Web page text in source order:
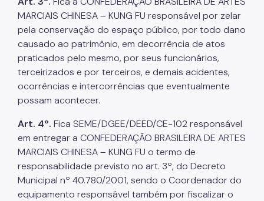
MARCIAIS CHINESA – KUNG FU responsável por zelar
pela conservação do espaço público, por todo dano
causado ao patrimônio, em decorrência de atos
praticados pelo mesmo, por seus funcionários,
terceirizados e por terceiros, e demais acidentes,
ocorrências e intercorrências que eventualmente
possam acontecer.
Art. 4º. Fica SEME/DGEE/DEED/CE-102 responsável
em entregar a CONFEDERAÇÃO BRASILEIRA DE ARTES
MARCIAIS CHINESA – KUNG FU o termo de
responsabilidade previsto no art. 3º, do Decreto
Municipal nº 40.780/2001, sendo o Coordenador do
equipamento responsável também por fiscalizar o